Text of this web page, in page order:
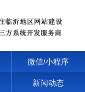
微信/小程序
新闻动态